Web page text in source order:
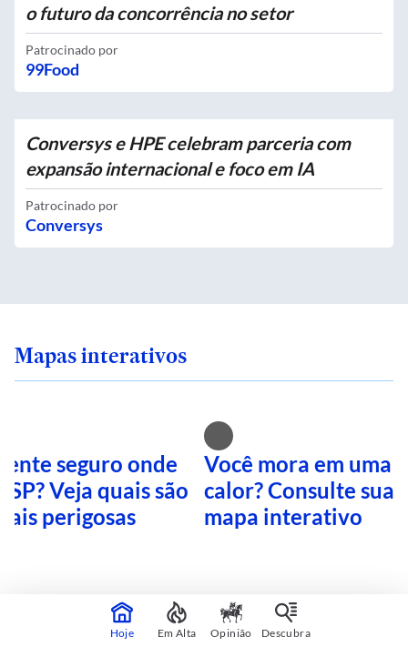
o futuro da concorrência no setor
Patrocinado por
99Food
Conversys e HPE celebram parceria com
expansão internacional e foco em IA
Patrocinado por
Conversys
Mapas interativos
seguro onde
SP? Veja quais são
perigosas
Você mora em uma
calor? Consulte sua
mapa interativo
CONTINUA APÓS A PUBLICIDADE
Hoje Em Alta Opinião Descubra